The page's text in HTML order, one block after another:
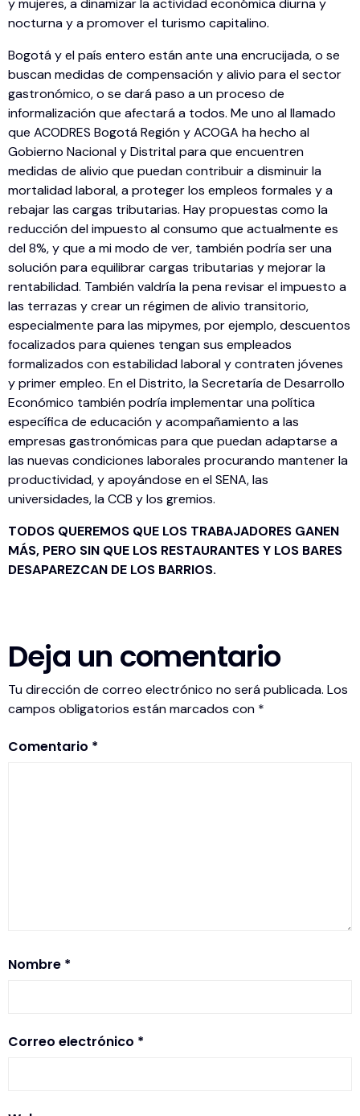
y mujeres, a dinamizar la actividad económica diurna y
nocturna y a promover el turismo capitalino.
Bogotá y el país entero están ante una encrucijada, o se
buscan medidas de compensación y alivio para el sector
gastronómico, o se dará paso a un proceso de
informalización que afectará a todos. Me uno al llamado
que ACODRES Bogotá Región y ACOGA ha hecho al
Gobierno Nacional y Distrital para que encuentren
medidas de alivio que puedan contribuir a disminuir la
mortalidad laboral, a proteger los empleos formales y a
rebajar las cargas tributarias. Hay propuestas como la
reducción del impuesto al consumo que actualmente es
del 8%, y que a mi modo de ver, también podría ser una
solución para equilibrar cargas tributarias y mejorar la
rentabilidad. También valdría la pena revisar el impuesto a
las terrazas y crear un régimen de alivio transitorio,
especialmente para las mipymes, por ejemplo, descuentos
focalizados para quienes tengan sus empleados
formalizados con estabilidad laboral y contraten jóvenes
y primer empleo. En el Distrito, la Secretaría de Desarrollo
Económico también podría implementar una política
específica de educación y acompañamiento a las
empresas gastronómicas para que puedan adaptarse a
las nuevas condiciones laborales procurando mantener la
productividad, y apoyándose en el SENA, las
universidades, la CCB y los gremios.
TODOS QUEREMOS QUE LOS TRABAJADORES GANEN
MÁS, PERO SIN QUE LOS RESTAURANTES Y LOS BARES
DESAPAREZCAN DE LOS BARRIOS.
Deja un comentario
Tu dirección de correo electrónico no será publicada. Los
campos obligatorios están marcados con *
Comentario *
Nombre *
Correo electrónico *